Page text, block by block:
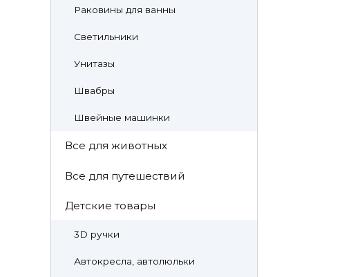
Раковины для ванны
Светильники
Унитазы
Швабры
Швейные машинки
Все для животных
Все для путешествий
Детские товары
3D ручки
Автокресла, автолюльки